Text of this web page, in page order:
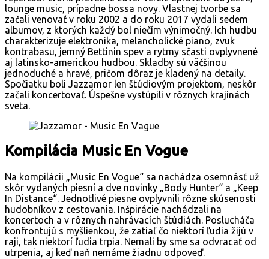
lounge music, prípadne bossa novy. Vlastnej tvorbe sa
začali venovať v roku 2002 a do roku 2017 vydali sedem
albumov, z ktorých každý bol niečím výnimočný. Ich hudbu
charakterizuje elektronika, melancholické piano, zvuk
kontrabasu, jemný Bettinin spev a rytmy sčasti ovplyvnené
aj latinsko-americkou hudbou. Skladby sú väčšinou
jednoduché a hravé, pričom dôraz je kladený na detaily.
Spočiatku boli Jazzamor len štúdiovým projektom, neskôr
začali koncertovať. Úspešne vystúpili v rôznych krajinách
sveta.
Kompilácia Music En Vogue
Na kompilácii „Music En Vogue“ sa nachádza osemnásť už
skôr vydaných piesní a dve novinky „Body Hunter“ a „Keep
In Distance“. Jednotlivé piesne ovplyvnili rôzne skúsenosti
hudobníkov z cestovania. Inšpirácie nachádzali na
koncertoch a v rôznych nahrávacích štúdiách. Poslucháča
konfrontujú s myšlienkou, že zatiaľ čo niektorí ľudia žijú v
raji, tak niektorí ľudia trpia. Nemali by sme sa odvracať od
utrpenia, aj keď naň nemáme žiadnu odpoveď.